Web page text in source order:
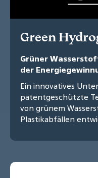
Green
Grüner
der
Ein innovatives
patentgeschützte
von grünem
Plastikabfällen